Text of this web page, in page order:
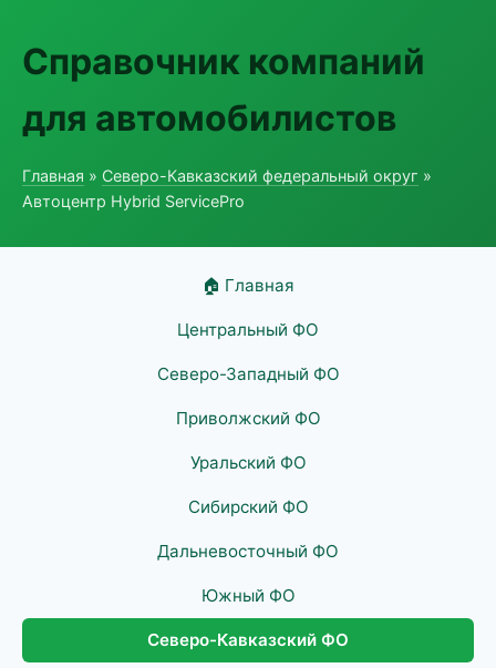
Справочник компаний
для автомобилистов
Главная » Северо-Кавказский федеральный округ »
Автоцентр Hybrid ServicePro
🏠 Главная
Центральный ФО
Северо-Западный ФО
Приволжский ФО
Уральский ФО
Сибирский ФО
Дальневосточный ФО
Южный ФО
Северо-Кавказский ФО